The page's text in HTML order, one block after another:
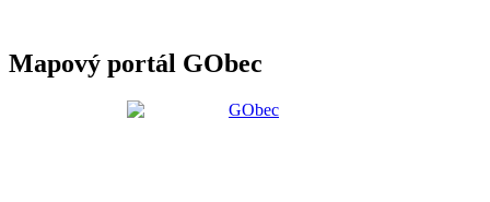
Mapový portál GObec